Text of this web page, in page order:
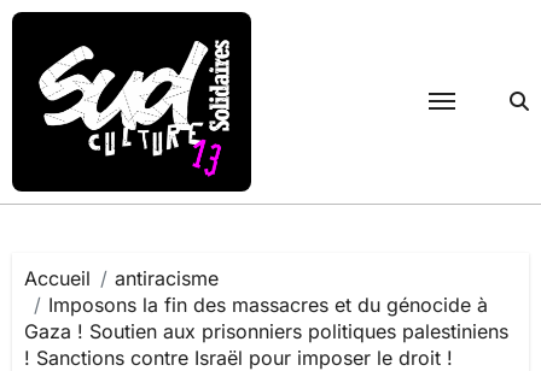
Passer
contenu
Accueil
antiracisme
Imposons la fin des massacres et du génocide à
Gaza ! Soutien aux prisonniers politiques palestiniens
! Sanctions contre Israël pour imposer le droit !